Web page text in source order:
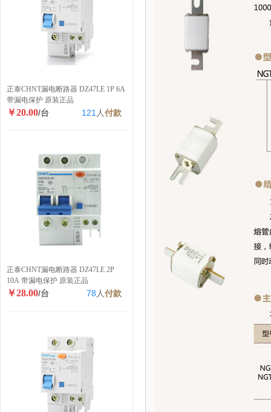
正泰CHNT漏电断路器 DZ47LE 1P 6A
带漏电保护 原装正品
￥20.00/台 121 人付款
正泰CHNT漏电断路器 DZ47LE 2P
10A 带漏电保护 原装正品
￥28.00/台 78 人付款